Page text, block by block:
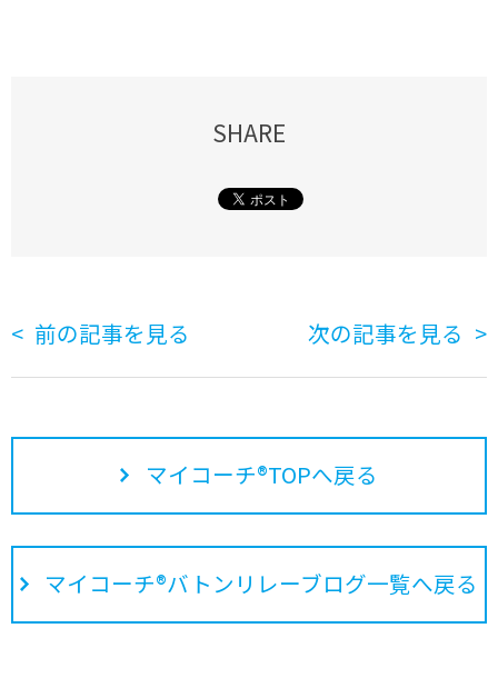
SHARE
前の記事を見る 次の記事を見る
マイコーチ®TOPへ戻る
マイコーチ®バトンリレーブログ一覧へ戻る